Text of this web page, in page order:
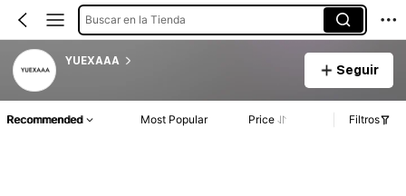
Buscar en la Tienda
YUEXAAA
Seguir
Recommended Most Popular Price Filtros